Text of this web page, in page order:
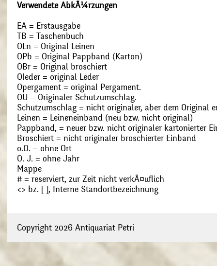
Verwendete AbkÃ¼rzungen
EA = Erstausgabe
TB = Taschenbuch
OLn = Original Leinen
OPb = Original Pappband (Karton)
OBr = Original broschiert
Oleder = original Leder
Opergament = original Pergament.
OU = Originaler Schutzumschlag.
Schutzumschlag = nicht originaler, aber dem Original
Leinen = Leineneinband (neu bzw. nicht original)
Pappband, = neuer bzw. nicht originaler kartonierter
Broschiert = nicht originaler broschierter Einband
o.O. = ohne Ort
O. J. = ohne Jahr
Mappe
# = reserviert, zur Zeit nicht verkÃ¤uflich
<> bz. [ ], Interne Standortbezeichnung
Copyright 2026 Antiquariat Petri